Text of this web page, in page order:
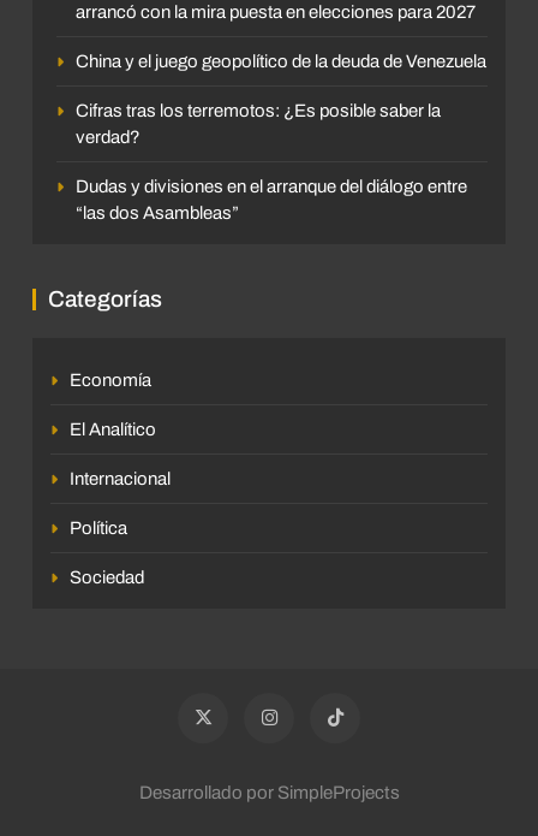
arrancó con la mira puesta en elecciones para 2027
China y el juego geopolítico de la deuda de Venezuela
Cifras tras los terremotos: ¿Es posible saber la
verdad?
Dudas y divisiones en el arranque del diálogo entre
“las dos Asambleas”
Categorías
Economía
El Analítico
Internacional
Política
Sociedad
Desarrollado por SimpleProjects